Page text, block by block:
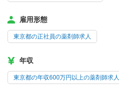
雇用形態
東京都の正社員の薬剤師求人
年収
東京都の年収600万円以上の薬剤師求人